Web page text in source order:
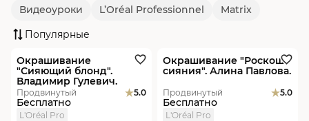
Видеоуроки L’Oréal Professionnel
Matrix
Окрашивание
Уход и стайлинг
Популярные
Видеоурок Новинка
Окрашивание
"Сияющий блонд".
Владимир Гулевич.
Продвинутый 5.0
Бесплатно
L'Oréal Pro
Окрашивание "Роскошь
сияния". Алина Павлова.
Продвинутый 5.0
Бесплатно
L'Oréal Pro